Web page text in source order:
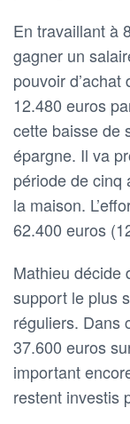
En travaillant à
gagner un
pouvoir
12.480 euros
cette baisse de
épargne. Il va
période de cinq
la maison.
62.400 euros
Mathieu décide
support le plus
réguliers. Dans
37.600 euros
important
restent investis